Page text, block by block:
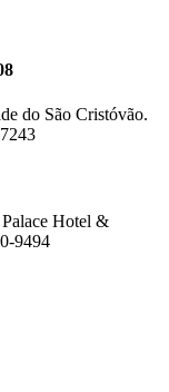
do São Cristóvão.
Hotel &
9494